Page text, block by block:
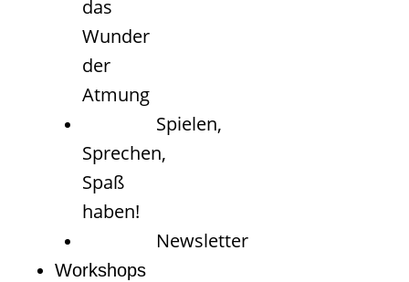
das
Wunder
der
Atmung
Spielen,
Sprechen,
Spaß
haben!
Newsletter
Workshops